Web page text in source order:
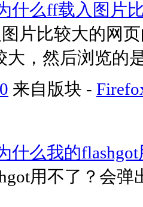
什么ff载入图片
片比较大的网
大，然后浏览的
来自版块 -
什么我的
用不了？会